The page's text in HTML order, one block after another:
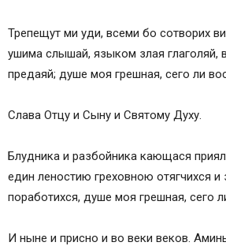
Трепещут ми уди, всеми бо сотворих
ушима слышай, языком злая глаголяй,
предаяй; душе моя грешная, сего ли
Слава Отцу и Сыну и Святому Духу.
Блудника и разбойника кающася
един леностию греховною отягчихся
поработихся, душе моя грешная, сего
И ныне и присно и во веки веков.